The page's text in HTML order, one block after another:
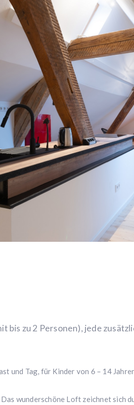
bis zu 2 Personen), jede
und Tag, für Kinder von 6 – 14
wunderschöne Loft zeichnet sich